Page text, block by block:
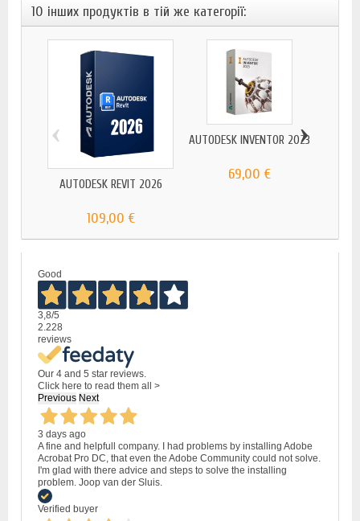
10 інших продуктів в тій же категорії:
AUTODESK REVIT 2026
109,00 €
AUTODESK INVENTOR 2023
69,00 €
‹ ›
Good
3,8/5
2.228
reviews
Our 4 and 5 star reviews.
Click here to read them all >
Previous Next
3 days ago
A fine and helpfull company. I had problems by installing Adobe
Acrobat Pro DC, that even the Adobe Community could not solve.
I'm glad with there advice and steps to solve the installing
problem. Joop van der Sluis.
Verified buyer